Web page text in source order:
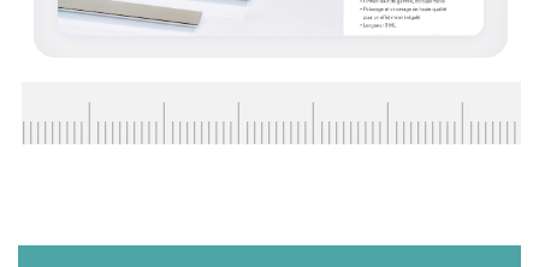
BARRES DE STABILISATION
FIXATION GARDES CORPS